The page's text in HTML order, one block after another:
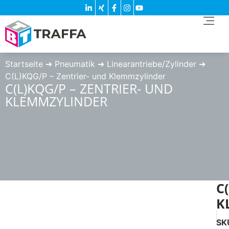
Startseite ➔ Pneumatik ➔ Linearantriebe/Zylinder ➔
C(L)KQG/P – Zentrier- und Klemmzylinder
C(L)KQG/P – ZENTRIER- UND
KLEMMZYLINDER